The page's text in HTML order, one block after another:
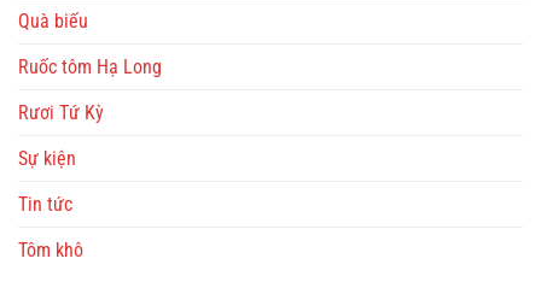
Quà biếu
Ruốc tôm Hạ Long
Rươi Tứ Kỳ
Sự kiện
Tin tức
Tôm khô